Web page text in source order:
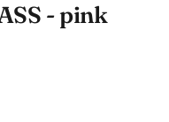
- pink